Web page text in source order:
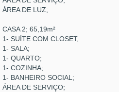
ÁREA DE LUZ;
CASA 2; 65,19m²
1- SUÍTE COM CLOSET;
1- SALA;
1- QUARTO;
1- COZINHA;
1- BANHEIRO SOCIAL;
ÁREA DE SERVIÇO;